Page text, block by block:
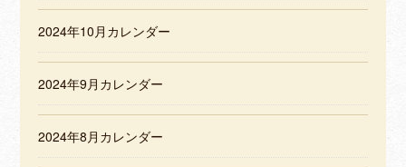
2024年10月カレンダー
2024年9月カレンダー
2024年8月カレンダー